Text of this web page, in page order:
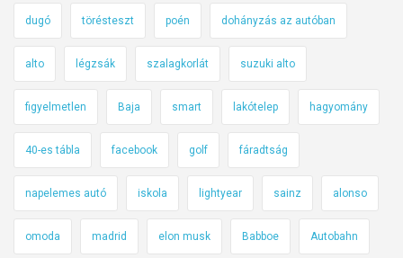
dugó törésteszt poén dohányzás az autóban
alto légzsák szalagkorlát suzuki alto
figyelmetlen Baja smart lakótelep hagyomány
40-es tábla facebook golf fáradtság
napelemes autó iskola lightyear sainz alonso
omoda madrid elon musk Babboe Autobahn